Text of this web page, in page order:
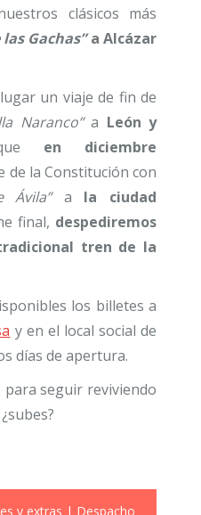
clásicos más
las Gachas”a Alcázar
un viaje de fin de
Naranco”a León y
en diciembre
de la Constitución con
Ávila” a la ciudad
final, despediremos
tren de la
los billetes a
y en el local social de
días de apertura.
seguir reviviendo
y extras | Despacho